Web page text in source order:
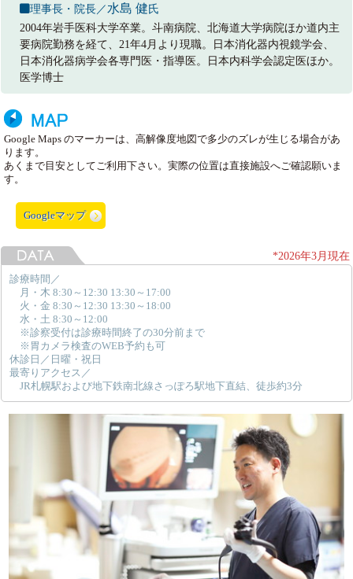
理事長・院長／水島 健氏
2004年岩手医科大学卒業。斗南病院、北海道大学病院ほか道内主
要病院勤務を経て、21年4月より現職。日本消化器内視鏡学会、
日本消化器病学会各専門医・指導医。日本内科学会認定医ほか。
医学博士
Google Maps のマーカーは、高解像度地図で多少のズレが生じる場合があ
ります。
あくまで目安としてご利用下さい。実際の位置は直接施設へご確認願いま
す。
Googleマップ
*2026年3月現在
診療時間／
月・木 8:30～12:30 13:30～17:00
火・金 8:30～12:30 13:30～18:00
水・土 8:30～12:00
※診察受付は診療時間終了の30分前まで
※胃カメラ検査のWEB予約も可
休診日／日曜・祝日
最寄りアクセス／
JR札幌駅および地下鉄南北線さっぽろ駅地下直結、徒歩約3分